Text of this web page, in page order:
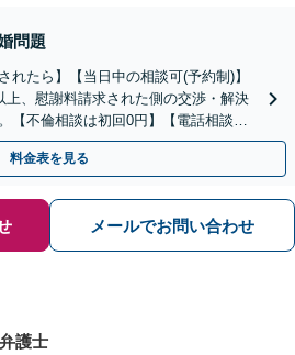
問題
れたら】【当日中の相談可(予約制)】
、慰謝料請求された側の交渉・解決
【不倫相談は初回0円】【電話相談で
料金表を見る
メールでお問い合わせ
護士